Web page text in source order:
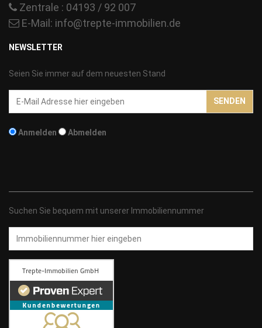
Zentrale : 04193 / 92 007
E-Mail: info@trepte-immobilien.de
NEWSLETTER
Seien Sie immer auf dem neuesten Stand
Email-
Addresse
Anmelden Abmelden
SENDEN
Suchen Sie bequem mit unserer Immobiliennummer
Immobiliennummer